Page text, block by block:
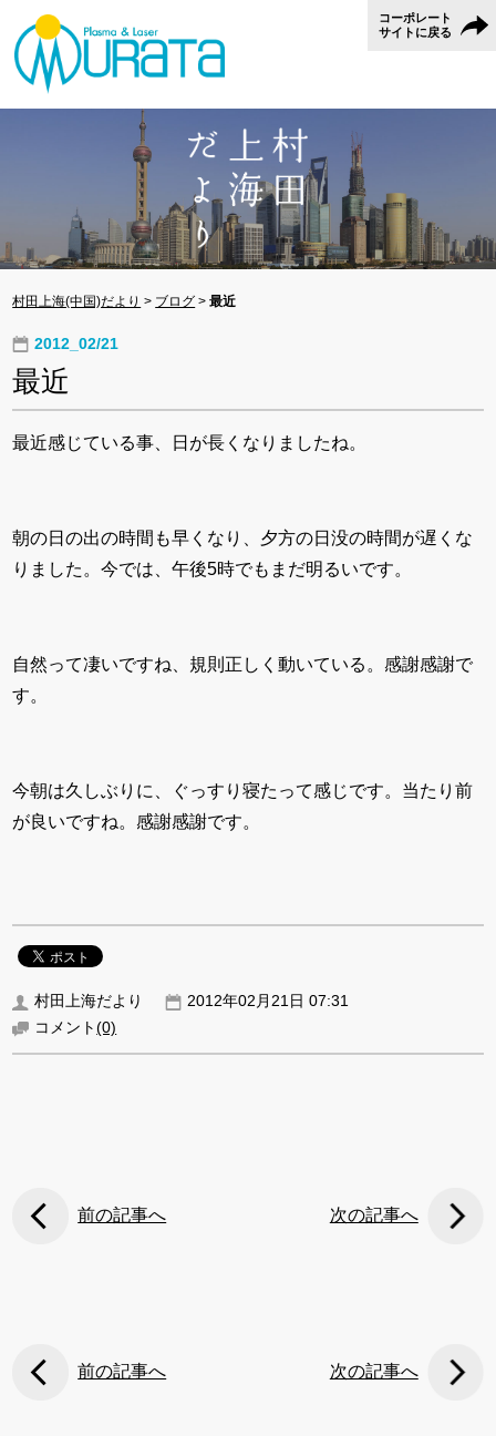
コーポレート
サイトに戻る
村田上海(中国)だより > ブログ >最近
2012_02/21
最近
最近感じている事、日が長くなりましたね。
朝の日の出の時間も早くなり、夕方の日没の時間が遅くな
りました。今では、午後5時でもまだ明るいです。
自然って凄いですね、規則正しく動いている。感謝感謝で
す。
今朝は久しぶりに、ぐっすり寝たって感じです。当たり前
が良いですね。感謝感謝です。
村田上海だより
2012年02月21日 07:31
コメント(0)
前の記事へ 次の記事へ
前の記事へ 次の記事へ